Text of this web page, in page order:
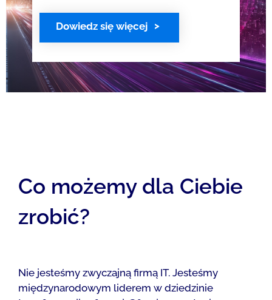
Dowiedz się więcej
Co możemy dla Ciebie
zrobić?
Nie jesteśmy zwyczajną firmą IT. Jesteśmy
międzynarodowym liderem w dziedzinie